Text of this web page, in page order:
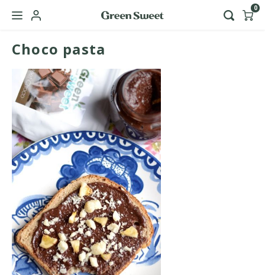
Hoofdmenu / green sweet zakelijk
Nederlands
English
0
Choco pasta